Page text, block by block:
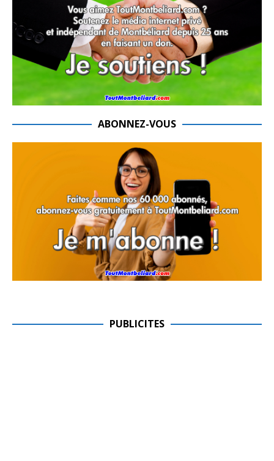
ABONNEZ-VOUS
PUBLICITES